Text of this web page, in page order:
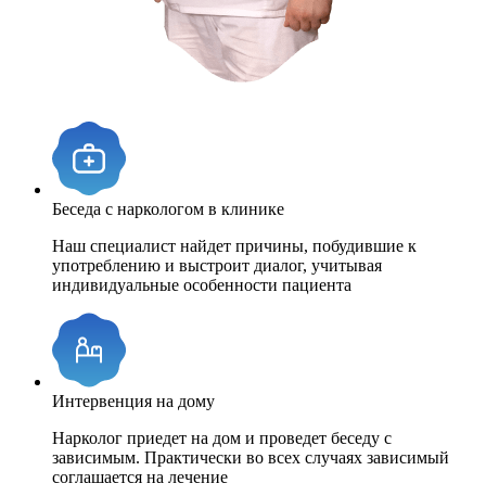
Беседа с наркологом в клинике
Наш специалист найдет причины, побудившие к
употреблению и выстроит диалог, учитывая
индивидуальные особенности пациента
Интервенция на дому
Нарколог приедет на дом и проведет беседу с
зависимым. Практически во всех случаях зависимый
соглашается на лечение